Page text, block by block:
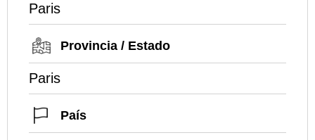
Paris
Provincia / Estado
Paris
País